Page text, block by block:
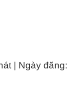
| Ngày đăng: